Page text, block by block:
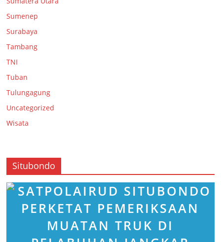
Sumenep
Surabaya
Tambang
TNI
Tuban
Tulungagung
Uncategorized
Wisata
Situbondo